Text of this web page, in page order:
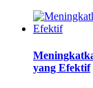
yang Efektif